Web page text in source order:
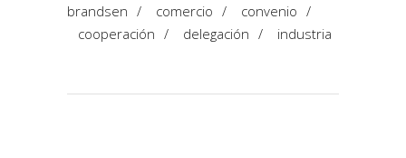
brandsen / comercio / convenio /
cooperación / delegación / industria